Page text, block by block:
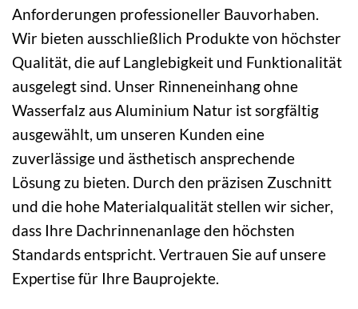
Anforderungen professioneller Bauvorhaben.
Wir bieten ausschließlich Produkte von höchster
Qualität, die auf Langlebigkeit und Funktionalität
ausgelegt sind. Unser Rinneneinhang ohne
Wasserfalz aus Aluminium Natur ist sorgfältig
ausgewählt, um unseren Kunden eine
zuverlässige und ästhetisch ansprechende
Lösung zu bieten. Durch den präzisen Zuschnitt
und die hohe Materialqualität stellen wir sicher,
dass Ihre Dachrinnenanlage den höchsten
Standards entspricht. Vertrauen Sie auf unsere
Expertise für Ihre Bauprojekte.